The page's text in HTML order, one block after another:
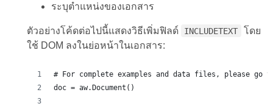
ระบุตำแหน่งของเอกสาร
ตัวอย่างโค้ดต่อไปนี้แสดงวิธีเพิ่มฟิลด์ INCLUDETEXT
โดย
ใช้ DOM ลงในย่อหน้าในเอกสาร:
# For complete examples and data files, please go
doc = aw.Document()